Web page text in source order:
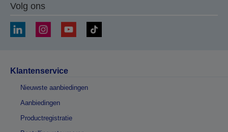
Volg ons
Klantenservice
Nieuwste aanbiedingen
Aanbiedingen
Productregistratie